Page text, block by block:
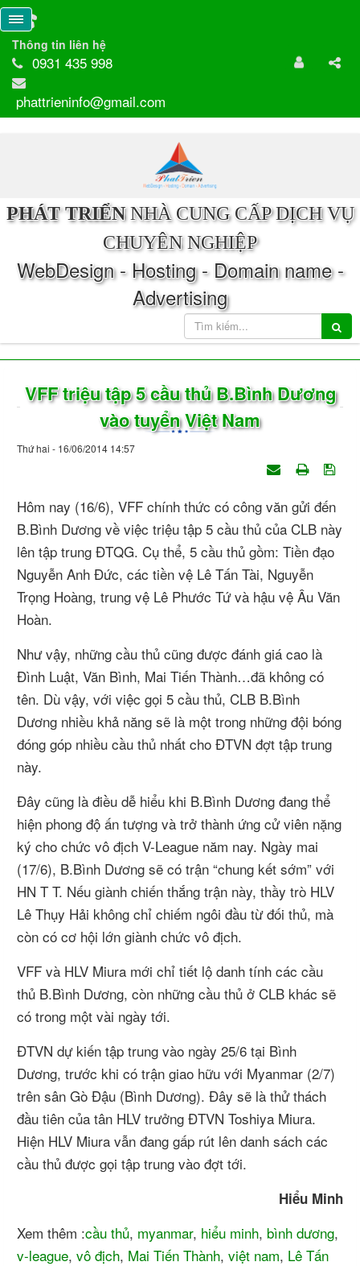
Thông tin liên hệ
0931 435 998
phattrieninfo@gmail.com
PHÁT TRIỂNNHÀ CUNG CẤP DỊCH VỤ
CHUYÊN NGHIỆP
WebDesign - Hosting - Domain name -
Advertising
VFF triệu tập 5 cầu thủ B.Bình Dương
vào tuyển Việt Nam
Thứ hai - 16/06/2014 14:57
Hôm nay (16/6), VFF chính thức có công văn gửi đến
B.Bình Dương về việc triệu tập 5 cầu thủ của CLB này
lên tập trung ĐTQG. Cụ thể, 5 cầu thủ gồm: Tiền đạo
Nguyễn Anh Đức, các tiền vệ Lê Tấn Tài, Nguyễn
Trọng Hoàng, trung vệ Lê Phước Tứ và hậu vệ Âu Văn
Hoàn.
Như vậy, những cầu thủ cũng được đánh giá cao là
Đình Luật, Văn Bình, Mai Tiến Thành…đã không có
tên. Dù vậy, với việc gọi 5 cầu thủ, CLB B.Bình
Dương nhiều khả năng sẽ là một trong những đội bóng
đóng góp nhiều cầu thủ nhất cho ĐTVN đợt tập trung
này.
Đây cũng là điều dễ hiểu khi B.Bình Dương đang thể
hiện phong độ ấn tượng và trở thành ứng cử viên nặng
ký cho chức vô địch V-League năm nay. Ngày mai
(17/6), B.Bình Dương sẽ có trận “chung kết sớm” với
HN T T. Nếu giành chiến thắng trận này, thầy trò HLV
Lê Thụy Hải không chỉ chiếm ngôi đầu từ đối thủ, mà
còn có cơ hội lớn giành chức vô địch.
VFF và HLV Miura mới chỉ tiết lộ danh tính các cầu
thủ B.Bình Dương, còn những cầu thủ ở CLB khác sẽ
có trong một vài ngày tới.
ĐTVN dự kiến tập trung vào ngày 25/6 tại Bình
Dương, trước khi có trận giao hữu với Myanmar (2/7)
trên sân Gò Đậu (Bình Dương). Đây sẽ là thử thách
đầu tiên của tân HLV trưởng ĐTVN Toshiya Miura.
Hiện HLV Miura vẫn đang gấp rút lên danh sách các
cầu thủ được gọi tập trung vào đợt tới.
Hiểu Minh
Xem thêm :cầu thủ, myanmar, hiểu minh, bình dương,
v-league, vô địch, Mai Tiến Thành, việt nam, Lê Tấn